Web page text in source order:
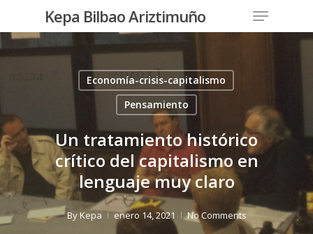
Kepa Bilbao Ariztimuño Menu
Economía-crisis-capitalismo
Pensamiento
Un tratamiento histórico
crítico del capitalismo en
lenguaje muy claro
ByKepa enero 14, 2021 No Comments
Close